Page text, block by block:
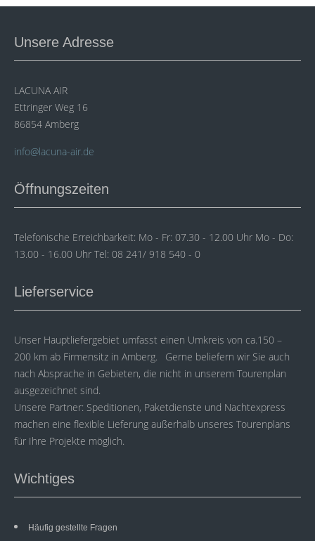
Unsere Adresse
LACUNA AIR
Ettringer Weg 16
86854 Amberg
info@lacuna-air.de
Öffnungszeiten
Telefonische Erreichbarkeit: Mo - Fr: 07.30 - 12.00 Uhr Mo - Do:
13.00 - 16.00 Uhr Tel: 08 241/ 918 540 - 0
Lieferservice
Unser Hauptliefergebiet umfasst einen Umkreis von ca.150 –
200 km ab Firmensitz in Amberg. Gerne beliefern wir Sie auch
nach Absprache in Gebieten, die nicht in unserem Tourenplan
ausgezeichnet sind.
Unsere Partner: Speditionen, Paketdienste und Nachtexpress
machen eine flexible Lieferung außerhalb unseres Tourenplans
für Ihre Projekte möglich.
Wichtiges
Häufig gestellte Fragen